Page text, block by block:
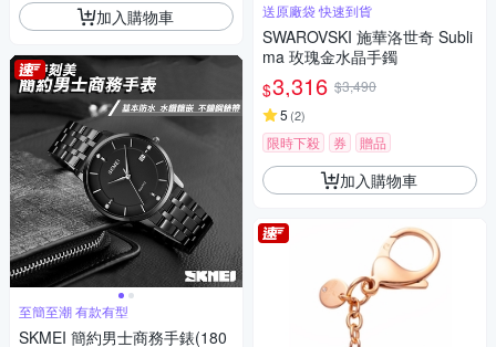
加入購物車
至簡至潮 有款有型
SKMEI 簡約男士商務手錶(180
送原廠袋 快速到貨
SWAROVSKI 施華洛世奇 Subli
ma 玫瑰金水晶手鐲
$3,316 $3,490
5 (2)
限時下殺 券 贈品
加入購物車